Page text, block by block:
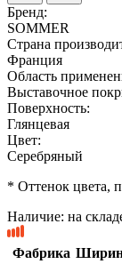
Бренд:
SOMMER
Страна
Франция
Область
Выставочное
Поверхность:
Глянцевая
Цвет:
Серебряный
* Оттенок цвета,
Наличие: на
Фабрика